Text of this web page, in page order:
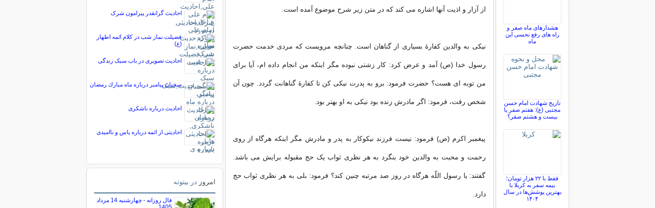
از آزار و اذیت آنها اشاره می کند که در متن زیر شرح موضوع آمده است.
نیکى به والدین کفارۀ بسیارى از گناهان است. چنانچه مرویست که مردى خدمت حضرت
رسول خدا (ص) آمد و عرض کرد: کار زشتى نبوده مگر اینکه من انجام داده ام، آیا براى
من توبه اى هست؟ حضرت فرمود: برو به پدرت نیکى کن تا کفارۀ گناهانت گردد. چون آن
شخص رفت، فرمود: اگر مادرش زنده بود نیکى به او بهتر بود.
پیغمبر اکرم (ص) فرمود: نیست فرزند نیکوکار به پدر و مادرش مگر اینکه هرگاه از روى
رحمت و محبت به والدین خود بنگرد به هر نظرى ثواب یک حج مقبوله برایش مى باشد.
گفتند: یا رسول اللّه هرگاه در روز صد مرتبه چنین کند؟ فرمود: بلى به هر نظرى ثواب حج
دارد.
هشدارهای ماه صفر و
راه های رفع نحسی این
ماه
تاریخ شهادت امام حسن
مجتبی (ع): هفتم صفر یا
بیست و هشتم صفر؟
فقط با ۲۲ هزار تومان؛
بیمه سفر به کربلا با
بهترین پوشش‌ها در سال
۱۴۰۴
احادیث گرانقدر پیرامون شرک
فضیلت نماز شب در کلام ائمه اطهار
(ع)
احادیث تصویری در باب سبک زندگی
سخنان پیامبر درباره ماه مبارك رمضان
احادیث درباره ناشکری
احادیثی از ائمه درباره یاس و ناامیدی
امروز در بیتوته
فال روزانه - چهارشنبه 14 مرداد